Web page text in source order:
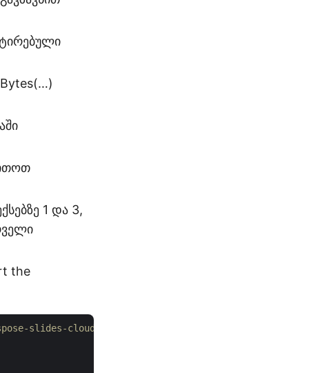
1 და 3,
the
slides-cloud/aspose-slides-cloud-java/tree/master/